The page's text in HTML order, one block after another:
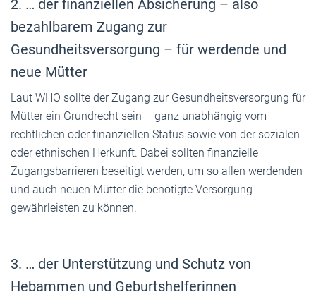
2. … der finanziellen Absicherung – also
bezahlbarem Zugang zur
Gesundheitsversorgung – für werdende und
neue Mütter
Laut WHO sollte der Zugang zur Gesundheitsversorgung für
Mütter ein Grundrecht sein – ganz unabhängig vom
rechtlichen oder finanziellen Status sowie von der sozialen
oder ethnischen Herkunft. Dabei sollten finanzielle
Zugangsbarrieren beseitigt werden, um so allen werdenden
und auch neuen Mütter die benötigte Versorgung
gewährleisten zu können.
3. … der Unterstützung und Schutz von
Hebammen und Geburtshelferinnen